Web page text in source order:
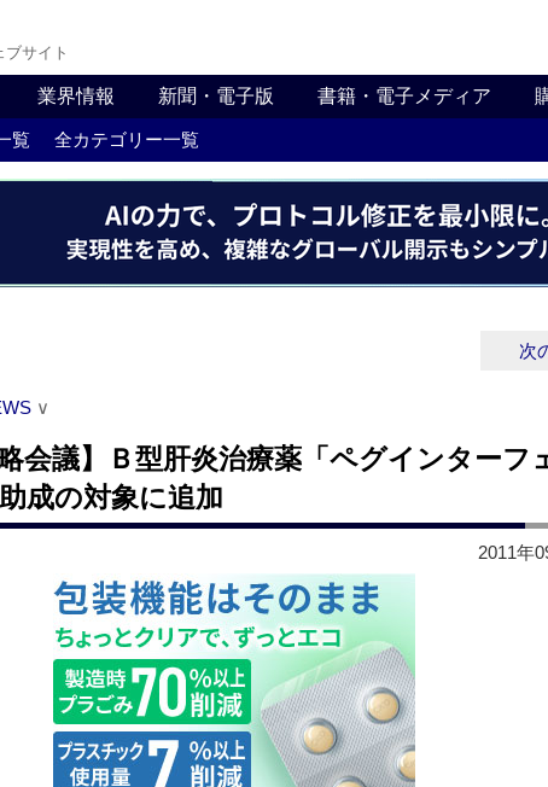
サイト
業界情報 新聞・電子版 書籍・電子メディア
覧 全カテゴリー一覧
次
∨
略会議】Ｂ型肝炎治療薬「ペグインターフ
成の対象に追加
2011年